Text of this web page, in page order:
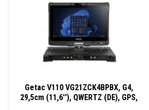
Getac V110 VG21ZCK4BPBX, G4,
29,5cm (11,6''), QWERTZ (DE), GPS,